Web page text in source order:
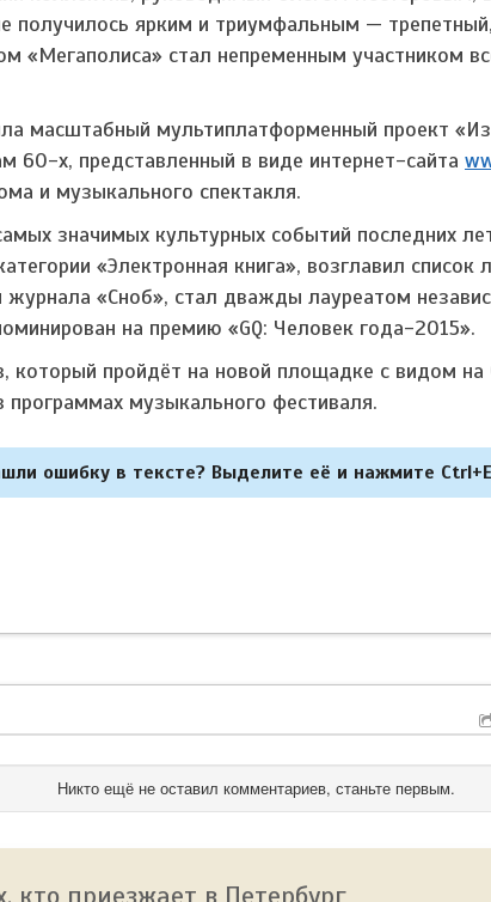
получилось ярким и триумфальным —
«Мегаполиса» стал непременным участником
масштабный мультиплатформенный проект
60-х, представленный в виде интернет-сайта
и музыкального спектакля.
значимых культурных событий последних
«Электронная книга», возглавил
журнала «Сноб», стал дважды лауреатом
на премию «GQ: Человек года-2015».
который пройдёт на новой площадке с видом на
музыкального фестиваля.
ошибку в тексте? Выделите её и нажмите
Никто ещё не оставил комментариев, станьте первым.
кто приезжает в Петербург